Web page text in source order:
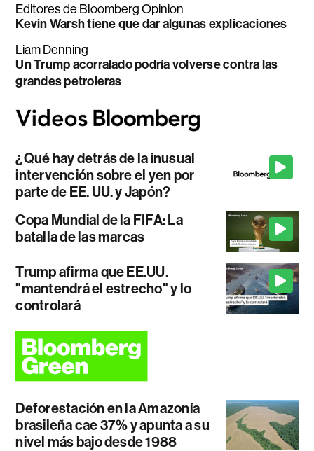
Editores de Bloomberg Opinion
Kevin Warsh tiene que dar algunas explicaciones
Liam Denning
Un Trump acorralado podría volverse contra las
grandes petroleras
¿Qué hay detrás de la inusual
intervención sobre el yen por
parte de EE. UU. y Japón?
Copa Mundial de la FIFA: La
batalla de las marcas
Trump afirma que EE.UU.
"mantendrá el estrecho" y lo
controlará
Deforestación en la Amazonía
brasileña cae 37% y apunta a su
nivel más bajo desde 1988